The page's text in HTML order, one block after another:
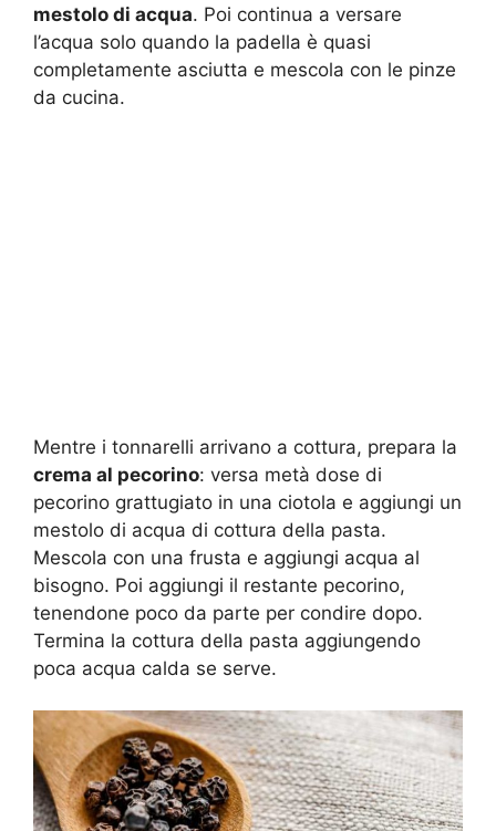
mestolo di acqua. Poi continua a versare
l’acqua solo quando la padella è quasi
completamente asciutta e mescola con le pinze
da cucina.
Mentre i tonnarelli arrivano a cottura, prepara la
crema al pecorino: versa metà dose di
pecorino grattugiato in una ciotola e aggiungi un
mestolo di acqua di cottura della pasta.
Mescola con una frusta e aggiungi acqua al
bisogno. Poi aggiungi il restante pecorino,
tenendone poco da parte per condire dopo.
Termina la cottura della pasta aggiungendo
poca acqua calda se serve.